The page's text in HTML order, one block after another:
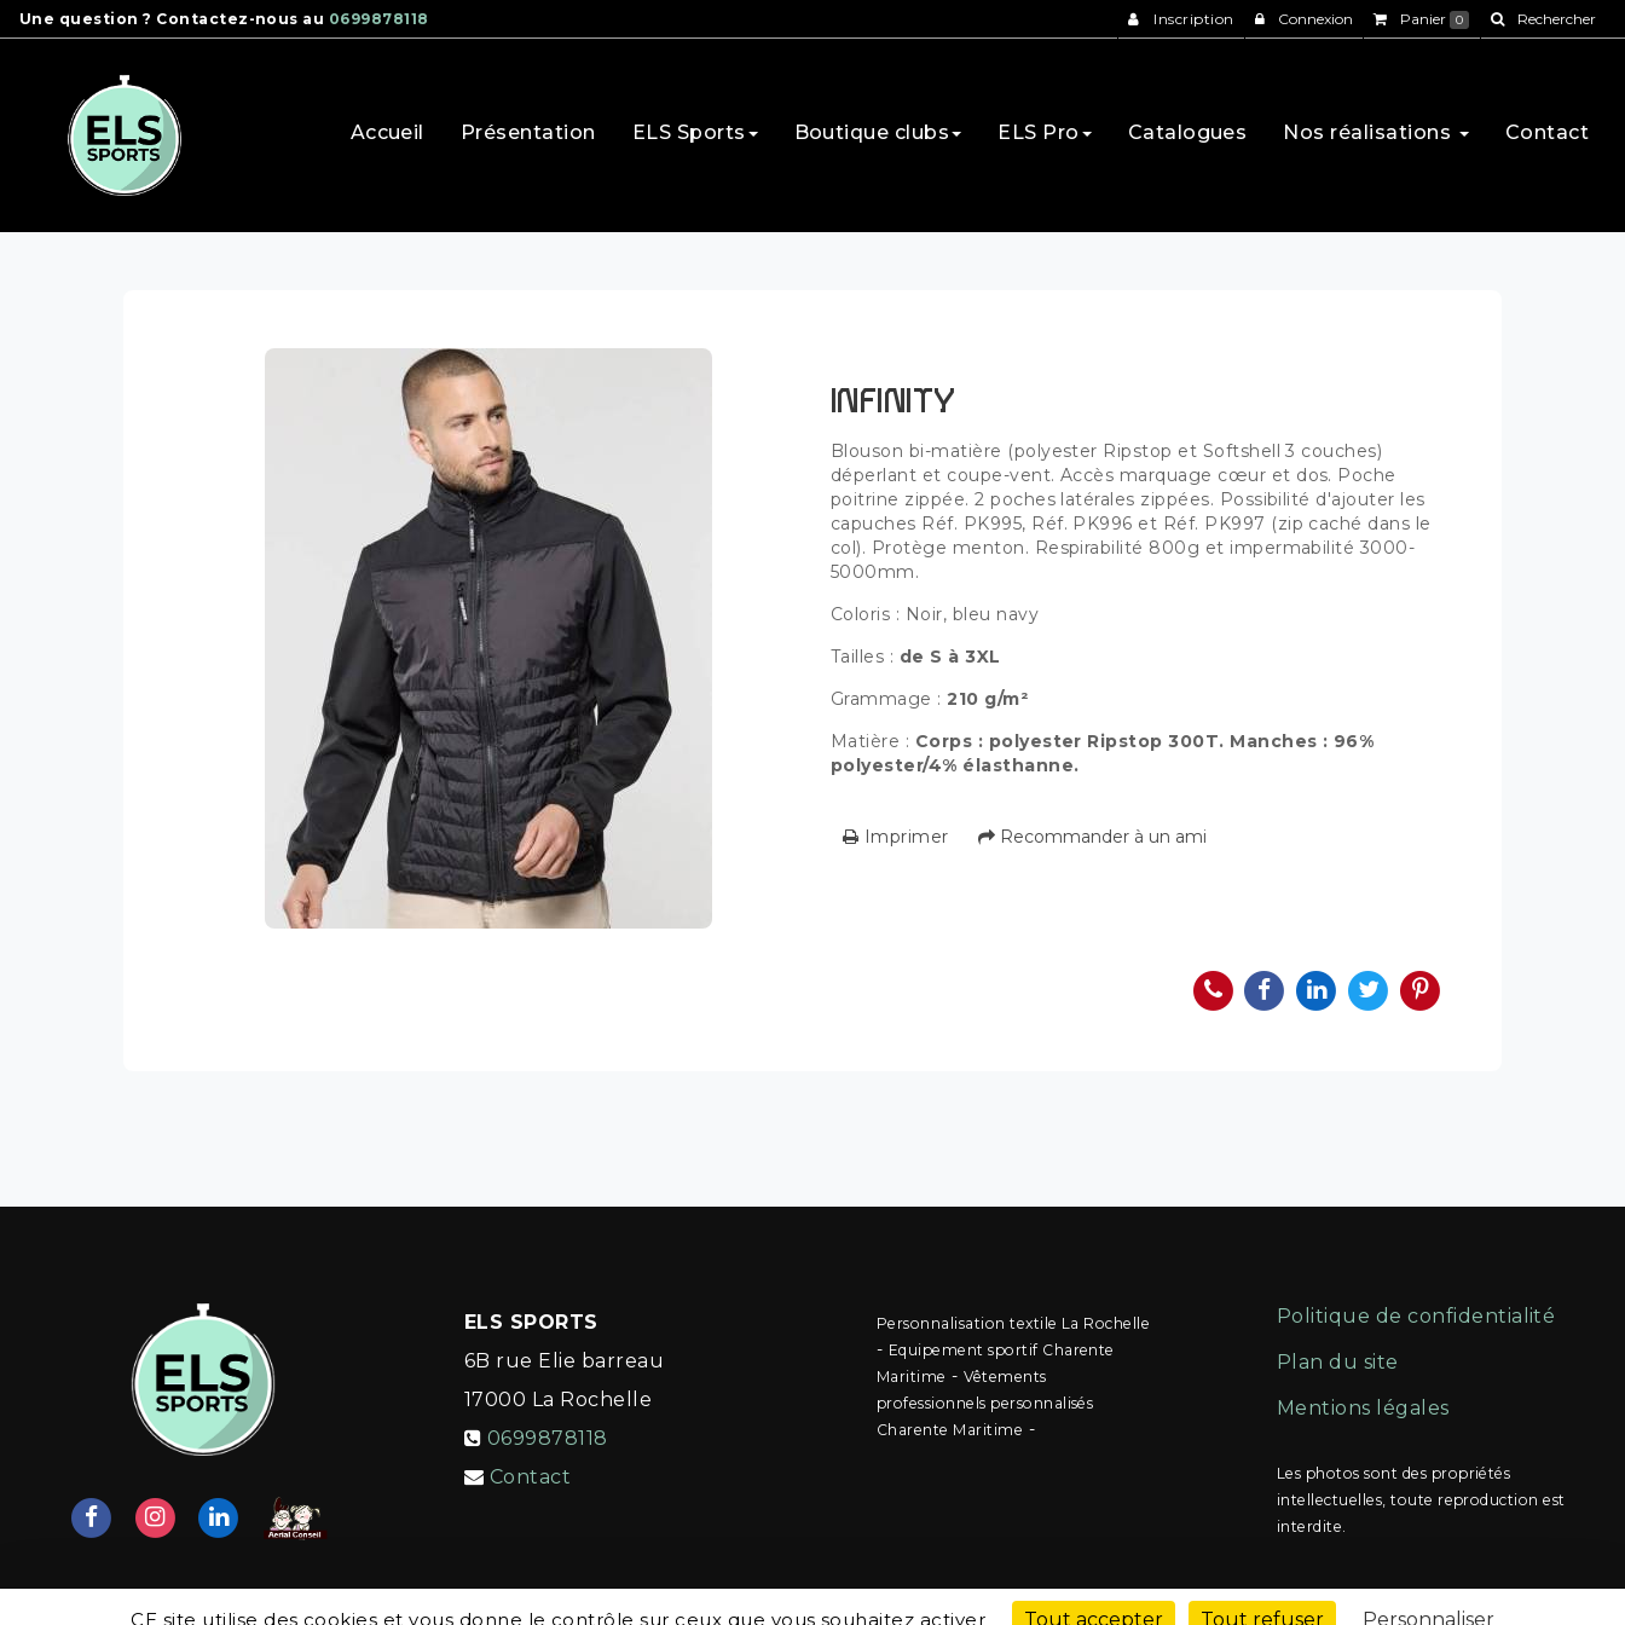
Panneau de gestion des cookies
CE site utilise des cookies et vous donne le contrôle sur ceux que vous souhaitez activer Tout accepter Tout refuser Personnaliser
Accueil Présentation ELS Sports Boutique clubs ELS Pro Catalogues Nos réalisations Contact
INFINITY
Blouson bi-matière (polyester Ripstop et Softshell 3 couches)
déperlant et coupe-vent. Accès marquage cœur et dos. Poche
poitrine zippée. 2 poches latérales zippées. Possibilité d'ajouter les
capuches Réf. PK995, Réf. PK996 et Réf. PK997 (zip caché dans le
col). Protège menton. Respirabilité 800g et impermabilité 3000-
5000mm.
Coloris : Noir, bleu navy
Tailles : de S à 3XL
Grammage :210 g/m²
Matière : Corps : polyester Ripstop 300T. Manches : 96%
polyester/4% élasthanne.
Imprimer Recommander à un ami
Une question ? Contactez-nous au 0699878118 Inscription Connexion Panier 0 Rechercher
ELS SPORTS
6B rue Elie barreau
17000 La Rochelle
0699878118
Contact
Personnalisation textile La Rochelle
- Equipement sportif Charente
Maritime -Vêtements
professionnels personnalisés
Charente Maritime -
Politique de confidentialité
Plan du site
Mentions légales
Les photos sont des propriétés
intellectuelles, toute reproduction est
interdite.